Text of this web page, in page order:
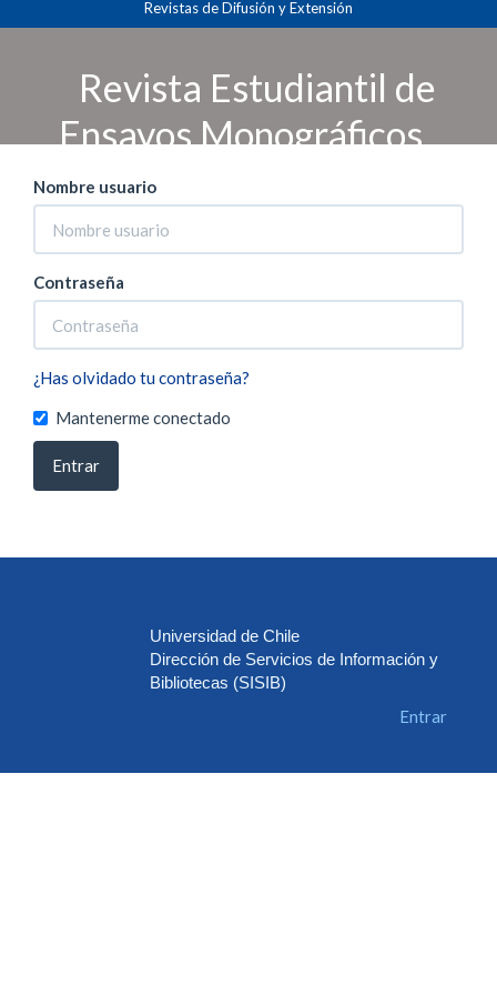
principal
principal
Barra
lateral
Revistas de Difusión y Extensión
Revista Estudiantil de
Ensayos Monográficos
Entrar
Nombre usuario
Contraseña
¿Has olvidado tu contraseña?
Mantenerme conectado
Entrar
Universidad de Chile
Dirección de Servicios de Información y
Bibliotecas (SISIB)
Entrar